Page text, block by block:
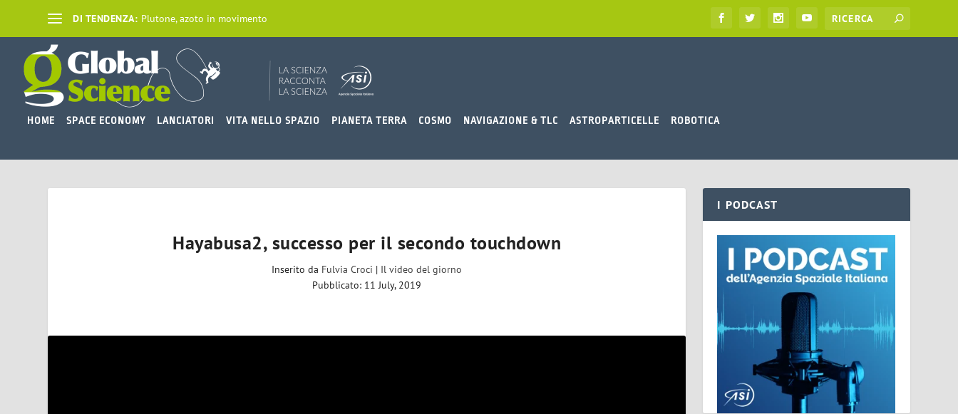
DI TENDENZA: Plutone, azoto in movimento
HOME SPACE ECONOMY LANCIATORI VITA NELLO SPAZIO PIANETA TERRA COSMO NAVIGAZIONE & TLC ASTROPARTICELLE ROBOTICA
Hayabusa2, successo per il secondo touchdown
Inserito da Fulvia Croci | Il video del giorno
Pubblicato: 11 July, 2019
I PODCAST